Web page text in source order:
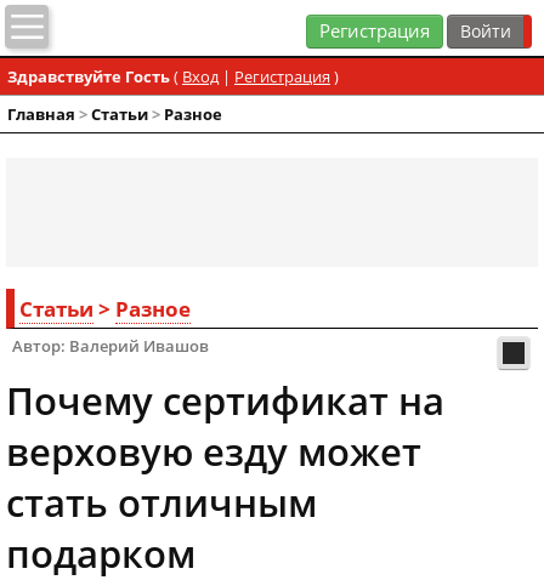
Регистрация
Здравствуйте Гость( Вход| Регистрация )
Главная >Статьи> Разное
Статьи > Разное
Автор: Валерий Ивашов
Почему сертификат на
верховую езду может
стать отличным
подарком